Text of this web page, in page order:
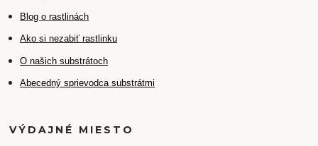
Blog o rastlinách
Ako si nezabiť rastlinku
O našich substrátoch
Abecedný sprievodca substrátmi
VÝDAJNÉ MIESTO